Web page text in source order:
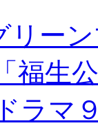
リー
福生
ラマ